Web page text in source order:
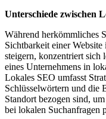
Unterschiede zwischen
Während herkömmliches
Sichtbarkeit einer Website
steigern, konzentriert sich
eines Unternehmens in
Lokales SEO umfasst
Schlüsselwörtern und die
Standort bezogen sind,
bei lokalen Suchanfragen